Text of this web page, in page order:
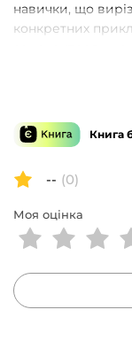
навички, що
конкретних
самоконтроль,
працювати в
досвід. І що вища
навички.
Ґоулман
нашої кар’єри, а
підвищення
Книга
-- (0)
Моя оцінка